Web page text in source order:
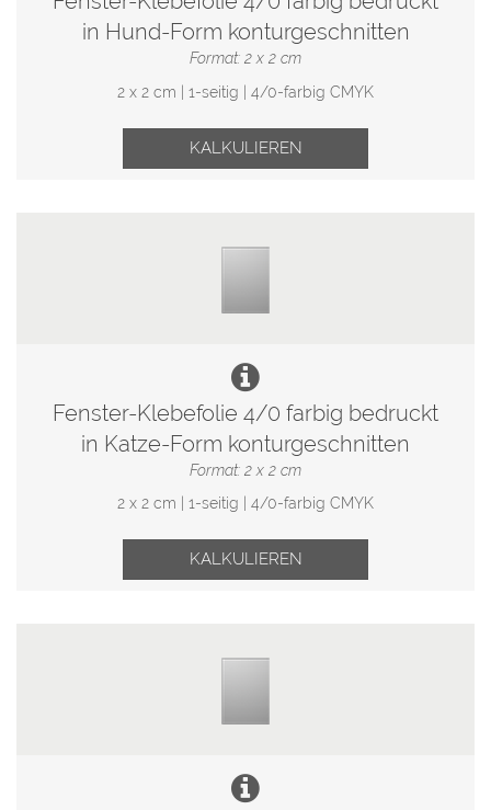
in Hund-Form konturgeschnitten
Format: 2 x 2 cm
2 x 2 cm | 1-seitig | 4/0-farbig CMYK
KALKULIEREN
Fenster-Klebefolie 4/0 farbig bedruckt
in Katze-Form konturgeschnitten
Format: 2 x 2 cm
2 x 2 cm | 1-seitig | 4/0-farbig CMYK
KALKULIEREN